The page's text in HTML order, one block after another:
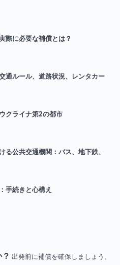
際に必要な補償とは？
通ルール、道路状況、レンタカー
クライナ第2の都市
る公共交通機関：バス、地下鉄、
手続きと心構え
出発前に補償を確保しましょう。